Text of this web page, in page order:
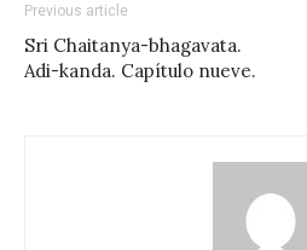
Previous article
Sri Chaitanya-bhagavata.
Adi-kanda. Capítulo nueve.